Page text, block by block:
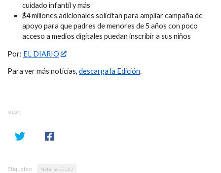
cuidado infantil y más
$4 millones adicionales solicitan para ampliar campaña de
apoyo para que padres de menores de 5 años con poco
acceso a medios digitales puedan inscribir a sus niños
Por: EL DIARIO
Para ver más noticias, descarga la Edición.
SHARE
Etiquetas: Noticias EEUU